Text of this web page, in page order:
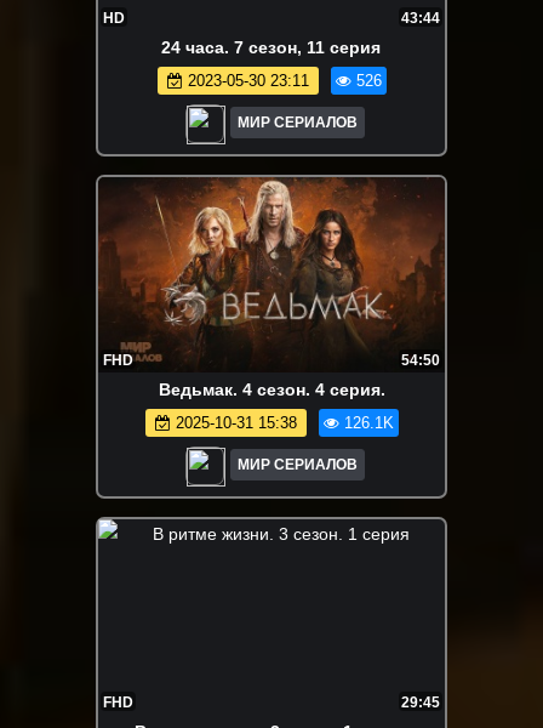
HD 43:44
24 часа. 7 сезон, 11 серия
2023-05-30 23:11 526
МИР СЕРИАЛОВ
FHD 54:50
Ведьмак. 4 сезон. 4 серия.
2025-10-31 15:38 126.1K
МИР СЕРИАЛОВ
FHD 29:45